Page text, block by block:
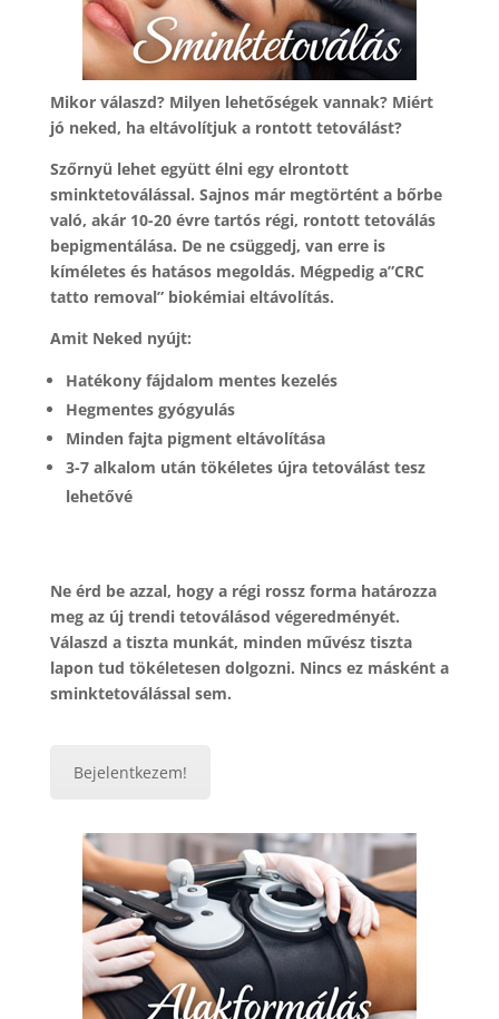
Mikor válaszd? Milyen lehetőségek vannak? Miért
jó neked, ha eltávolítjuk a rontott tetoválást?
Szőrnyü lehet együtt élni egy elrontott
sminktetoválással. Sajnos már megtörtént a bőrbe
való, akár 10-20 évre tartós régi, rontott tetoválás
bepigmentálása. De ne csüggedj, van erre is
kíméletes és hatásos megoldás. Mégpedig a”CRC
tatto removal” biokémiai eltávolítás.
Amit Neked nyújt:
Hatékony fájdalom mentes kezelés
Hegmentes gyógyulás
Minden fajta pigment eltávolítása
3-7 alkalom után tökéletes újra tetoválást tesz
lehetővé
Ne érd be azzal, hogy a régi rossz forma határozza
meg az új trendi tetoválásod végeredményét.
Válaszd a tiszta munkát, minden művész tiszta
lapon tud tökéletesen dolgozni. Nincs ez másként a
sminktetoválással sem.
Bejelentkezem!